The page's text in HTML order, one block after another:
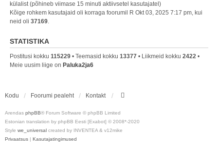
külalist (põhineb viimase 15 minuti aktiivsetel kasutajatel)
Kõige rohkem kasutajaid oli korraga foorumil R Okt 03, 2025 7:17 pm, kui
neid oli 37169.
STATISTIKA
Postitusi kokku 115229 • Teemasid kokku 13377 • Liikmeid kokku 2422 •
Meie uusim liige on Paluka2ja6
Kodu Foorumi pealeht Kontakt
Arendas phpBB® Forum Software © phpBB Limited
Estonian translation by phpBB Eesti [Exabot] © 2008*-2020
Style we_universal created by INVENTEA & v12mike
Privaatsus | Kasutajatingimused